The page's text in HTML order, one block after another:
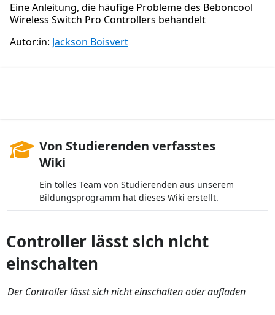
Eine Anleitung, die häufige Probleme des Beboncool
Wireless Switch Pro Controllers behandelt
Autor:in: Jackson Boisvert
Von Studierenden verfasstes
Wiki
Ein tolles Team von Studierenden aus unserem
Bildungsprogramm hat dieses Wiki erstellt.
Controller lässt sich nicht
einschalten
Der Controller lässt sich nicht einschalten oder aufladen